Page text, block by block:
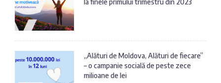
„Alături de Moldova, Alături de fiecare”
– o campanie socială de peste zece
milioane de lei